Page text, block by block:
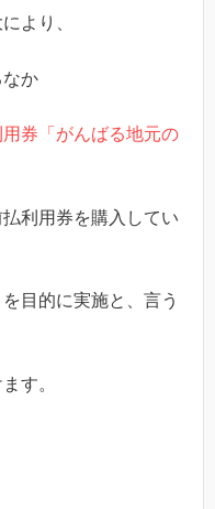
より、
か
券「がんばる地元の
利用券を購入してい
目的に実施と、言う
す。